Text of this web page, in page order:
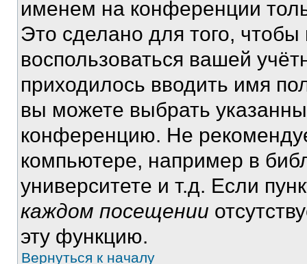
именем на конференции
Это сделано для того, чтобы
воспользоваться вашей
приходилось вводить имя
вы можете выбрать
конференцию. Не
компьютере, например в
университете и т.д. Если
каждом посещении
эту функцию.
Вернуться к началу